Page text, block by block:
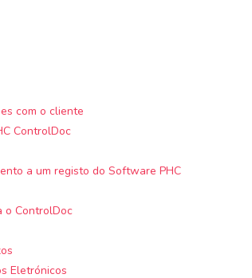
com o cliente
ControlDoc
a um registo do Software PHC
o ControlDoc
Eletrónicos